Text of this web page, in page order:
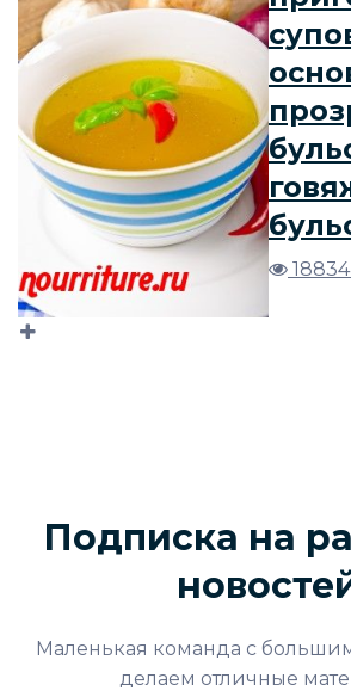
18834
Подписка на
Маленькая команда с
делаем отличные